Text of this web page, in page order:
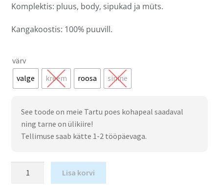
Komplektis: pluus, body, sipukad ja müts.
Kangakoostis: 100% puuvill.
värv
valge
kreem roosa sinine
See toode on meie Tartu poes kohapeal saadaval
ning tarne on ülikiire!
Tellimuse saab kätte 1-2 tööpäevaga.
Lisa korvi